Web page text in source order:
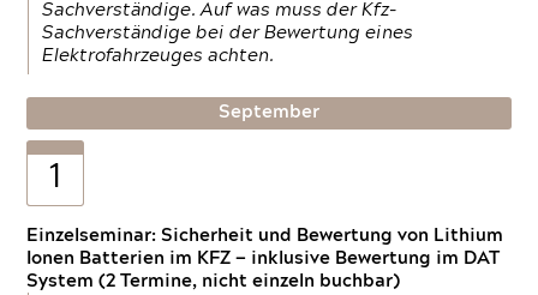
Sachverständige. Auf was muss der Kfz-
Sachverständige bei der Bewertung eines
Elektrofahrzeuges achten.
September
1
Einzelseminar: Sicherheit und Bewertung von Lithium
Ionen Batterien im KFZ — inklusive Bewertung im DAT
System (2 Termine, nicht einzeln buchbar)